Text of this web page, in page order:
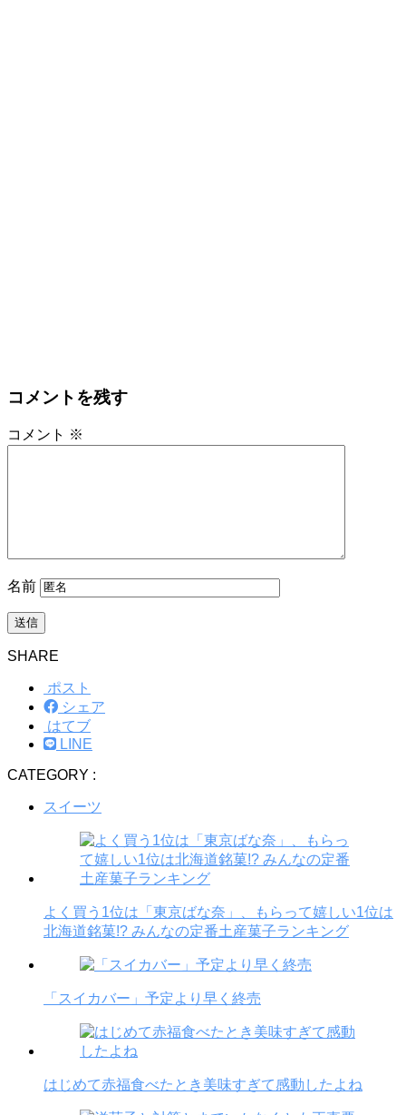
コメントを残す
コメント ※
名前
SHARE
ポスト
シェア
はてブ
LINE
CATEGORY :
スイーツ
よく買う1位は「東京ばな奈」、もらって嬉しい1位は
北海道銘菓!? みんなの定番土産菓子ランキング
「スイカバー」予定より早く終売
はじめて赤福食べたとき美味すぎて感動したよね